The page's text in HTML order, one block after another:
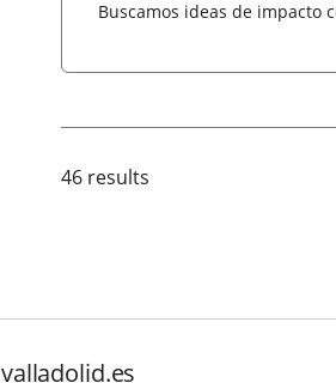
Buscamos ideas de impacto
46 results
valladolid.es